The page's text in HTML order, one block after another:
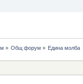
» Общ форум » Едина молба